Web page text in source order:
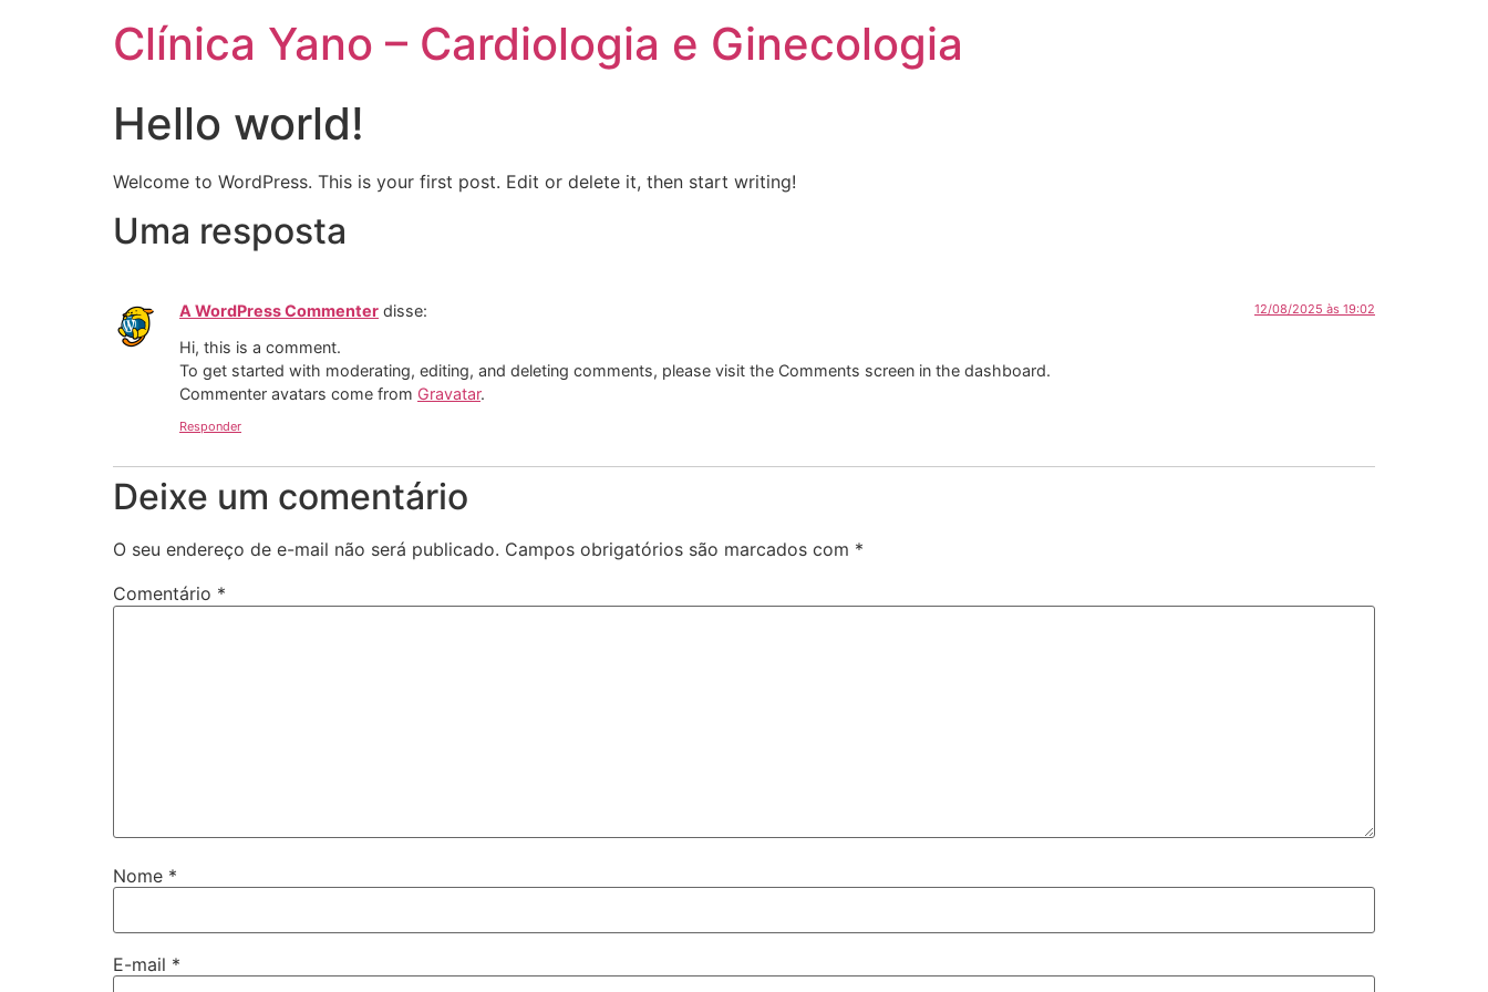
Clínica Yano – Cardiologia e Ginecologia
Hello world!
Welcome to WordPress. This is your first post. Edit or delete it, then start writing!
Uma resposta
A WordPress Commenter disse: 12/08/2025 às 19:02
Hi, this is a comment.
To get started with moderating, editing, and deleting comments, please visit the Comments screen in the dashboard.
Commenter avatars come from Gravatar.
Responder
Deixe um comentário
O seu endereço de e-mail não será publicado. Campos obrigatórios são marcados com *
Comentário *
Nome *
E-mail *